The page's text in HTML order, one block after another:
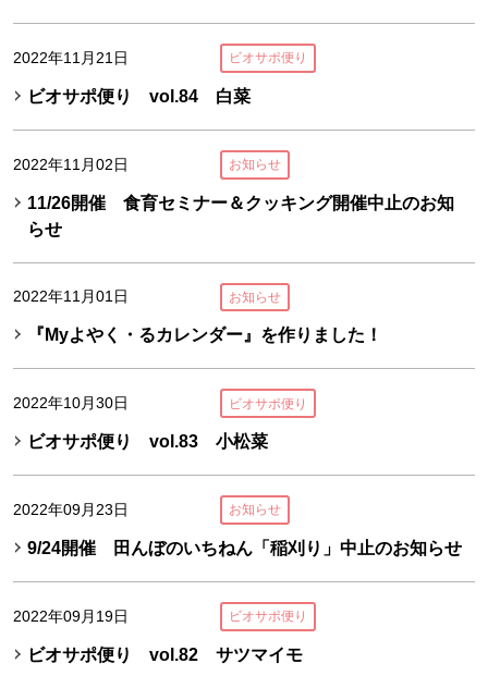
2022年11月21日 ビオサポ便り
ビオサポ便り vol.84 白菜
2022年11月02日 お知らせ
11/26開催 食育セミナー＆クッキング開催中止のお知
らせ
2022年11月01日 お知らせ
『Myよやく・るカレンダー』を作りました！
2022年10月30日 ビオサポ便り
ビオサポ便り vol.83 小松菜
2022年09月23日 お知らせ
9/24開催 田んぼのいちねん「稲刈り」中止のお知らせ
2022年09月19日 ビオサポ便り
ビオサポ便り vol.82 サツマイモ